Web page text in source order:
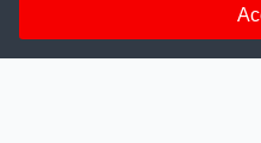
la difusión y transparencia de
ayudamos a las instituciones
talentos. A nuestros usuarios